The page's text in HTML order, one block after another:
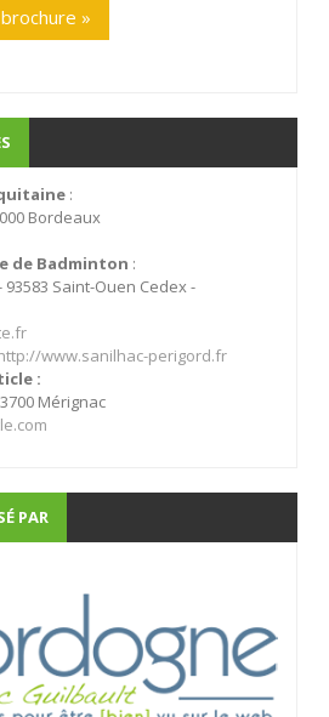
»
:
Bordeaux
de Badminton :
Saint-Ouen Cedex -
www.sanilhac-perigord.fr
:
Mérignac
PAR